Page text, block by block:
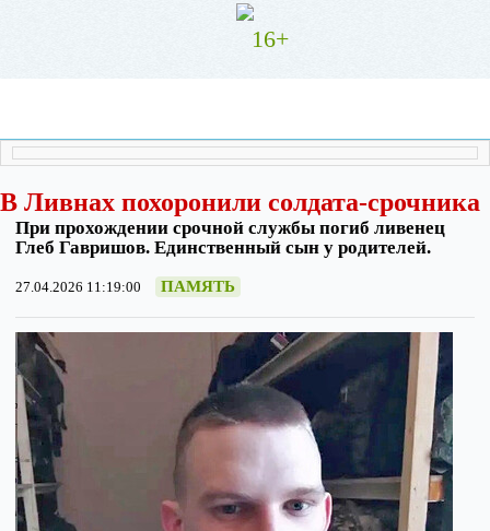
16+
В Ливнах похоронили солдата-срочника
При прохождении срочной службы погиб ливенец
Глеб Гавришов. Единственный сын у родителей.
27.04.2026 11:19:00 ПАМЯТЬ